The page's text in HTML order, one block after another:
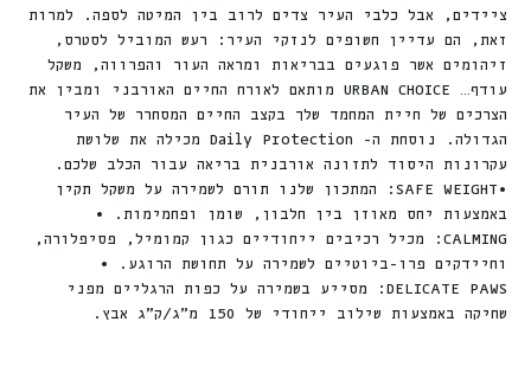
ציידים, אבל כלבי העיר צדים לרוב בין המיטה לספה. למרות
זאת, הם עדיין חשופים לנזקי העיר: רעש המוביל לסטרס,
זיהומים אשר פוגעים בבריאות ומראה העור והפרווה, משקל
עודף… URBAN CHOICE מותאם לאורח החיים האורבני ומבין את
הצרכים של חיית המחמד שלך בקצב החיים המסחרר של העיר
הגדולה. נוסחת ה- Daily Protection מכילה את שלושת
עקרונות היסוד לתזונה אורבנית בריאה עבור הכלב שלכם.
•SAFE WEIGHT: המתכון שלנו תורם לשמירה על משקל תקין
באמצעות יחס מאוזן בין חלבון, שומן ופחמימות. •
CALMING: מכיל רכיבים ייחודיים כגון קמומיל, פסיפלורה,
וחיידקים פרו-ביוטיים לשמירה על תחושת הרוגע. •
DELICATE PAWS: מסייע בשמירה על כפות הרגליים מפני
שחיקה באמצעות שילוב ייחודי של 150 מ”ג/ק”ג אבץ.